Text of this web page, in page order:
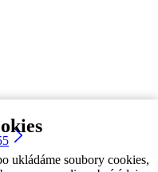
ukládáme soubory cookies,